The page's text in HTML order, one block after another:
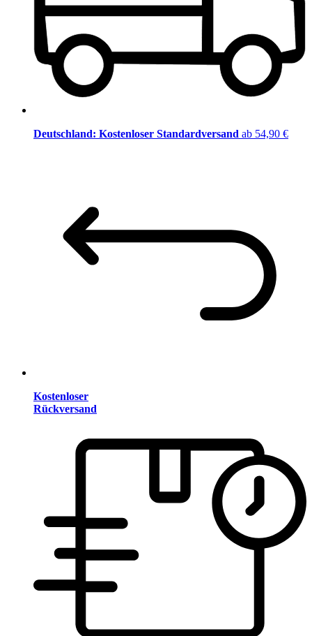
Deutschland: Kostenloser Standardversand ab 54,90 €
Kostenloser
Rückversand